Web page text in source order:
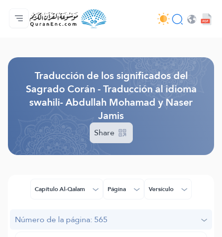
Página principal
Índice de traducciones
Audio
Servicios de desarrolladores - API
Sobre el proyecto
Contáctanos
Idioma
Traducción de los significados del
Sagrado Corán - Traducción al idioma
swahili- Abdullah Mohamad y Naser
Jamis
Share
Capítulo Al-Qalam Página Versículo
Número de la página: 565